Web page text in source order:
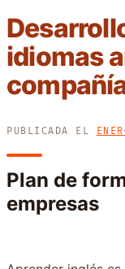
idiomas
PUBLICADA EL
Plan de
empresas